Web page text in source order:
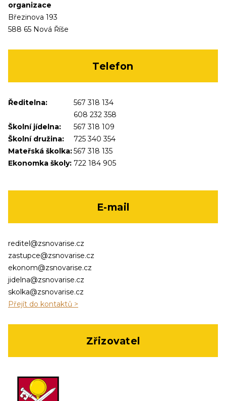
organizace
Březinova 193
588 65 Nová Říše
Telefon
Ředitelna:
567 318 134
608 232 358
Školní jídelna:
567 318 109
Školní družina:
725 340 354
Mateřská školka:567 318 135
Ekonomka školy: 722 184 905
E-mail
reditel@zsnovarise.cz
zastupce@zsnovarise.cz
ekonom@zsnovarise.cz
jidelna@zsnovarise.cz
skolka@zsnovarise.cz
Přejít do kontaktů >
Zřizovatel